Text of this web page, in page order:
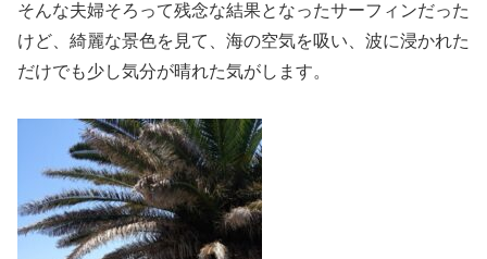
そんな夫婦そろって残念な結果となったサーフィンだった
けど、綺麗な景色を見て、海の空気を吸い、波に浸かれた
だけでも少し気分が晴れた気がします。